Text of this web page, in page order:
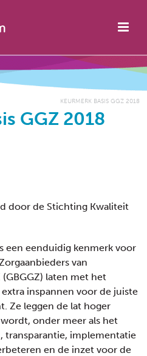
KEURMERK BASIS GGZ 2018
GGZ 2018
door de Stichting Kwaliteit
een eenduidig kenmerk voor
van
(GBGGZ) laten met het
inspannen voor de juiste
Ze leggen de lat hoger
onder meer als het
transparantie, implementatie
en de inzet voor de